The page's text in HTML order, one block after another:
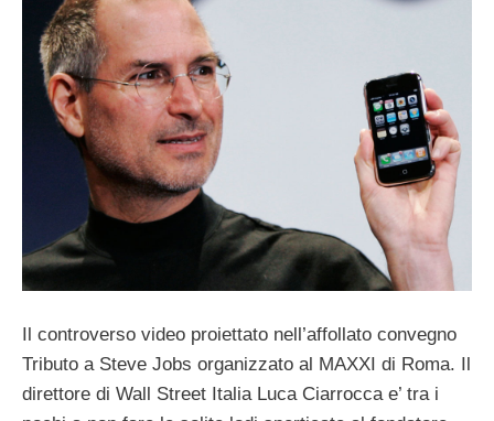
Il controverso video proiettato nell’affollato convegno
Tributo a Steve Jobs organizzato al MAXXI di Roma. Il
direttore di Wall Street Italia Luca Ciarrocca e’ tra i